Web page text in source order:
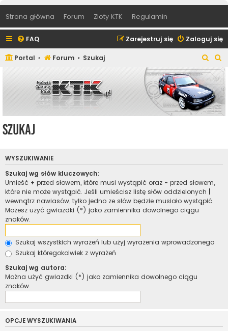
Strona główna Forum Zloty KTK Regulamin
FAQ Zaloguj się
Zarejestruj się
Portal Forum Szukaj
z
u
k
z
u
k
a
Szukaj
WYSZUKIWANIE
Szukaj wg słów kluczowych:
Umieść + przed słowem, które musi wystąpić oraz - przed słowem,
które nie może wystąpić. Jeśli umieścisz listę słów oddzielonych
wewnątrz nawiasów, tylko jedno ze słów będzie musiało wystąpić.
Możesz użyć gwiazdki (*) jako zamiennika dowolnego ciągu
znaków.
Szukaj wszystkich wyrażeń lub użyj wyrażenia wprowadzonego
Szukaj któregokolwiek z wyrażeń
Szukaj wg autora:
Można użyć gwiazdki (*) jako zamiennika dowolnego ciągu
znaków.
OPCJE WYSZUKIWANIA